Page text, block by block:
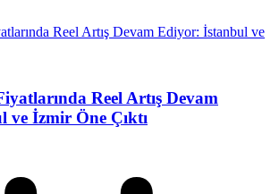
Reel Artış Devam
İzmir Öne Çıktı